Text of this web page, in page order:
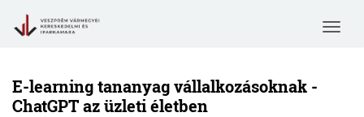
Toggle
E-learning tananyag vállalkozásoknak -
ChatGPT az üzleti életben